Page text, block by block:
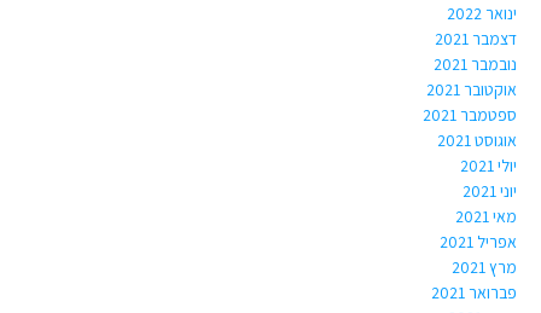
ינואר 2022
דצמבר 2021
נובמבר 2021
אוקטובר 2021
ספטמבר 2021
אוגוסט 2021
יולי 2021
יוני 2021
מאי 2021
אפריל 2021
מרץ 2021
פברואר 2021